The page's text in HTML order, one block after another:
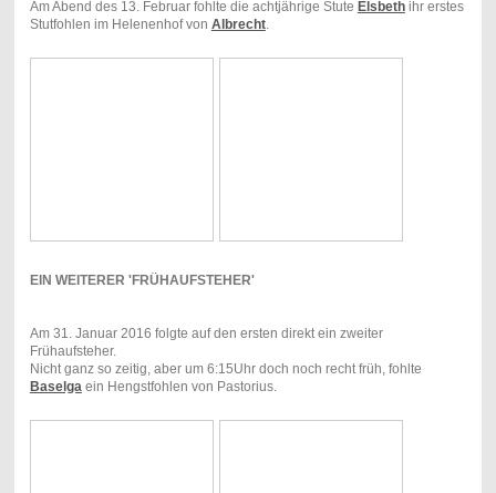
Am Abend des 13. Februar fohlte die achtjährige Stute Elsbethihr erstes
Stutfohlen im Helenenhof von Albrecht.
EIN WEITERER 'FRÜHAUFSTEHER'
Am 31. Januar 2016 folgte auf den ersten direkt ein zweiter
Frühaufsteher.
Nicht ganz so zeitig, aber um 6:15Uhr doch noch recht früh, fohlte
Baselga ein Hengstfohlen von Pastorius.